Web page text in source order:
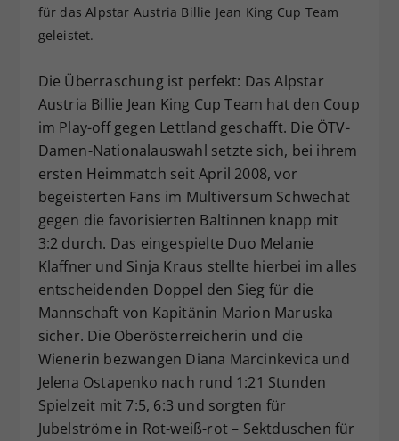
für das Alpstar Austria Billie Jean King Cup Team
geleistet.
Die Überraschung ist perfekt: Das Alpstar
Austria Billie Jean King Cup Team hat den Coup
im Play-off gegen Lettland geschafft. Die ÖTV-
Damen-Nationalauswahl setzte sich, bei ihrem
ersten Heimmatch seit April 2008, vor
begeisterten Fans im Multiversum Schwechat
gegen die favorisierten Baltinnen knapp mit
3:2 durch. Das eingespielte Duo Melanie
Klaffner und Sinja Kraus stellte hierbei im alles
entscheidenden Doppel den Sieg für die
Mannschaft von Kapitänin Marion Maruska
sicher. Die Oberösterreicherin und die
Wienerin bezwangen Diana Marcinkevica und
Jelena Ostapenko nach rund 1:21 Stunden
Spielzeit mit 7:5, 6:3 und sorgten für
Jubelströme in Rot-weiß-rot – Sektduschen für
Zweck
Dieser Wert speichert Ihre Consent-
historische Speicherung Ihrer
vorgenommen Einstellungen, falls der
Webseiten-Betreiber dies eingestellt
hat.